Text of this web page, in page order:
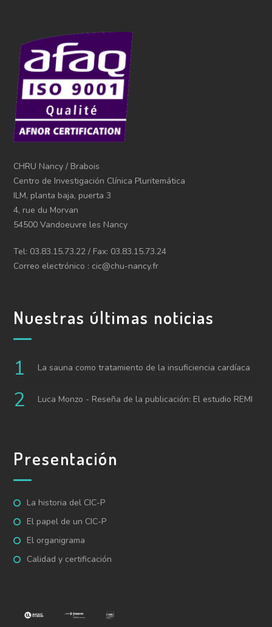
CHRU Nancy / Brabois
Centro de Investigación Clínica Pluritemática
ILM, planta baja, puerta 3
4, rue du Morvan
54500 Vandoeuvre les Nancy
Tel: 03.83.15.73.22 / Fax: 03.83.15.73.24
Correo electrónico : cic@chu-nancy.fr
Nuestras últimas noticias
La sauna como tratamiento de la insuficiencia cardíaca
Luca Monzo - Reseña de la publicación: El estudio REMI
Presentación
La historia del CIC-P
El papel de un CIC-P
El organigrama
Calidad y certificación